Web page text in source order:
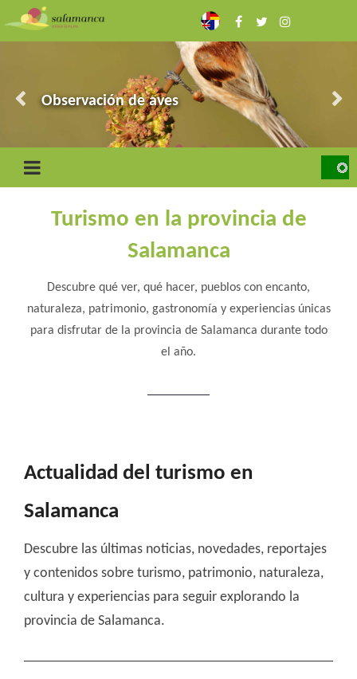
Pasar
al
Las Arribes
Ciudad Rodrigo y la Frontera
Observación de aves
Sierra de Francia
Toro bravo y dehesa
Turismo en la provincia de
Salamanca
Descubre qué ver, qué hacer, pueblos con encanto,
naturaleza, patrimonio, gastronomía y experiencias únicas
para disfrutar de la provincia de Salamanca durante todo
el año.
Actualidad del turismo en
Salamanca
Descubre las últimas noticias, novedades, reportajes
y contenidos sobre turismo, patrimonio, naturaleza,
cultura y experiencias para seguir explorando la
provincia de Salamanca.